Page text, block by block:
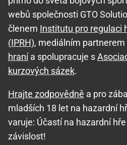
webů společnosti GTO
členem Institutu pro regulaci
(IPRH), mediálním
hranía spolupracuje s
kurzových sázek.
Hrajte zodpovědně a pro
mladších 18 let na hazardní
varuje: Účastí na hazardní
závislost!